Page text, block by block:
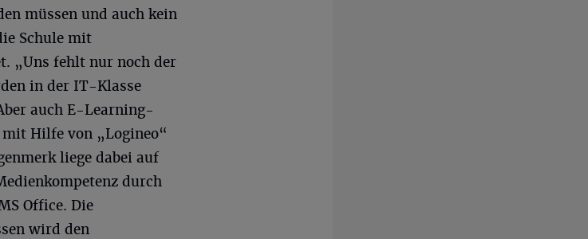
müssen und auch kein
Schule mit
„Uns fehlt nur noch der
in der IT-Klasse
auch E-Learning-
Hilfe von „Logineo“
liege dabei auf
durch
Office. Die
wird den